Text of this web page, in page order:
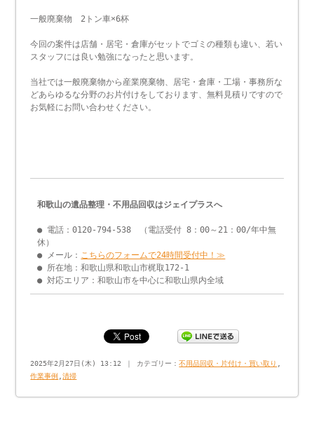
一般廃棄物 2トン車×6杯
今回の案件は店舗・居宅・倉庫がセットでゴミの種類も違い、若い
スタッフには良い勉強になったと思います。
当社では一般廃棄物から産業廃棄物、居宅・倉庫・工場・事務所な
どあらゆるな分野のお片付けをしております、無料見積りですので
お気軽にお問い合わせください。
和歌山の遺品整理・不用品回収はジェイプラスへ
● 電話：0120-794-538 （電話受付 8：00～21：00/年中無
休）
● メール： こちらのフォームで24時間受付中！≫
● 所在地：和歌山県和歌山市梶取172-1
● 対応エリア：和歌山市を中心に和歌山県内全域
2025年2月27日(木) 13:12 ｜ カテゴリー：不用品回収・片付け・買い取り ,
作業事例 ,清掃